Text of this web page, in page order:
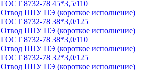
ГОСТ 8732-78 45*3,5/110
Отвод ППУ ПЭ (короткое исполнение)
ГОСТ 8732-78 38*3,0/125
Отвод ППУ ПЭ (короткое исполнение)
ГОСТ 8732-78 38*3,0/110
Отвод ППУ ПЭ (короткое исполнение)
ГОСТ 8732-78 32*3,0/125
Отвод ППУ ПЭ (короткое исполнение)